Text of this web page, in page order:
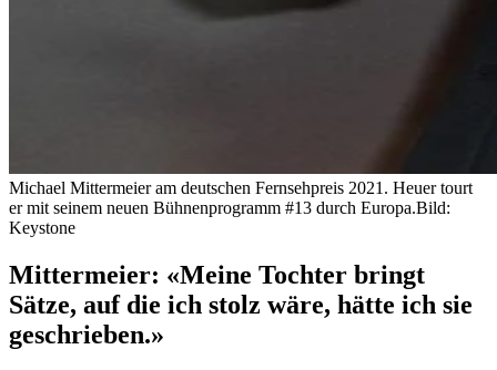
Michael Mittermeier am deutschen Fernsehpreis 2021. Heuer tourt
er mit seinem neuen Bühnenprogramm #13 durch Europa.Bild:
Keystone
Mittermeier: «Meine Tochter bringt
Sätze, auf die ich stolz wäre, hätte ich sie
geschrieben.»